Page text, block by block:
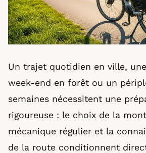
Un trajet quotidien en ville,
week-end en forêt ou un
semaines nécessitent une
rigoureuse : le choix de la
mécanique régulier et la
de la route conditionnent